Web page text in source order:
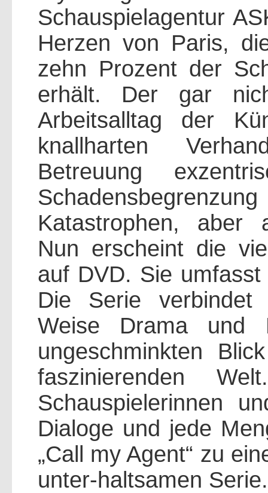
Schauspielagentur
Herzen von Paris,
zehn Prozent der
erhält. Der gar
Arbeitsalltag der
knallharten
Betreuung
Katastrophen, aber
Nun erscheint die
auf DVD. Sie
Die Serie
Weise Drama und
ungeschminkten
faszinierenden
Schauspielerinnen
Dialoge und jede
„Call my Agent“ zu
unter-haltsamen Serie.